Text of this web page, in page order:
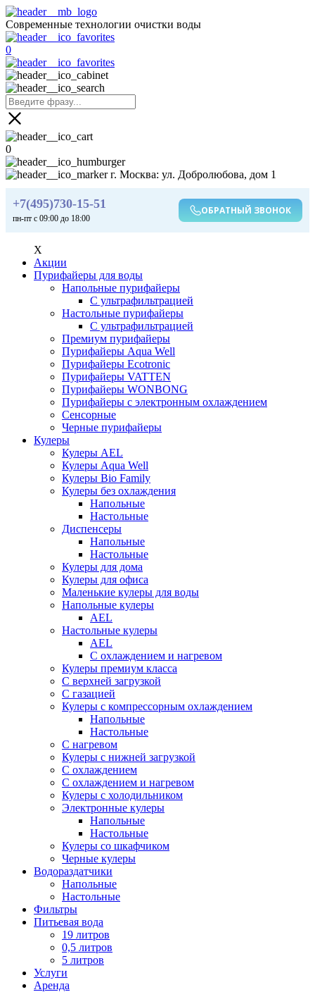
Современные технологии очистки воды
0
0
г. Москва: ул. Добролюбова, дом 1
+7(495)730-15-51
пн-пт с 09:00 до 18:00
ОБРАТНЫЙ ЗВОНОК
X
Акции
Пурифайеры для воды
Напольные пурифайеры
С ультрафильтрацией
Настольные пурифайеры
С ультрафильтрацией
Премиум пурифайеры
Пурифайеры Aqua Well
Пурифайеры Ecotronic
Пурифайеры VATTEN
Пурифайеры WONBONG
Пурифайеры с электронным охлаждением
Сенсорные
Черные пурифайеры
Кулеры
Кулеры AEL
Кулеры Aqua Well
Кулеры Bio Family
Кулеры без охлаждения
Напольные
Настольные
Диспенсеры
Напольные
Настольные
Кулеры для дома
Кулеры для офиса
Маленькие кулеры для воды
Напольные кулеры
AEL
Настольные кулеры
AEL
С охлаждением и нагревом
Кулеры премиум класса
С верхней загрузкой
С газацией
Кулеры с компрессорным охлаждением
Напольные
Настольные
С нагревом
Кулеры с нижней загрузкой
С охлаждением
С охлаждением и нагревом
Кулеры с холодильником
Электронные кулеры
Напольные
Настольные
Кулеры со шкафчиком
Черные кулеры
Водораздатчики
Напольные
Настольные
Фильтры
Питьевая вода
19 литров
0,5 литров
5 литров
Услуги
Аренда